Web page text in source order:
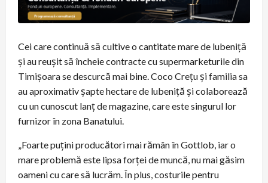
Cei care continuă să cultive o cantitate mare de lubeniță
și au reușit să încheie contracte cu supermarketurile din
Timișoara se descurcă mai bine. Coco Crețu și familia sa
au aproximativ șapte hectare de lubeniță și colaborează
cu un cunoscut lanț de magazine, care este singurul lor
furnizor în zona Banatului.
„Foarte puțini producători mai rămân în Gottlob, iar o
mare problemă este lipsa forței de muncă, nu mai găsim
oameni cu care să lucrăm. În plus, costurile pentru